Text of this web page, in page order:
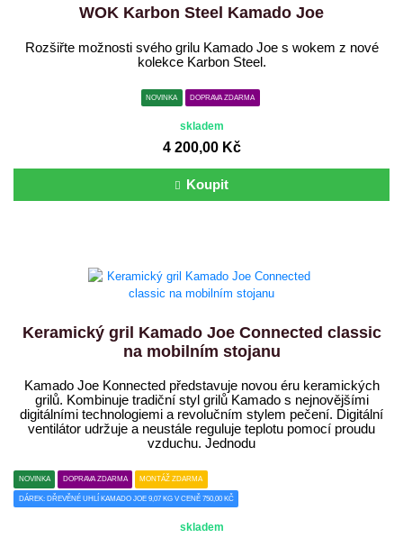
WOK Karbon Steel Kamado Joe
Rozšiřte možnosti svého grilu Kamado Joe s wokem z nové
kolekce Karbon Steel.
NOVINKA DOPRAVA ZDARMA
skladem
4 200,00 Kč
Koupit
Keramický gril Kamado Joe Connected classic
na mobilním stojanu
Kamado Joe Konnected představuje novou éru keramických
grilů. Kombinuje tradiční styl grilů Kamado s nejnovějšími
digitálními technologiemi a revolučním stylem pečení. Digitální
ventilátor udržuje a neustále reguluje teplotu pomocí proudu
vzduchu. Jednodu
NOVINKA DOPRAVA ZDARMA MONTÁŽ ZDARMA
DÁREK: DŘEVĚNÉ UHLÍ KAMADO JOE 9,07 KG V CENĚ 750,00 KČ
skladem